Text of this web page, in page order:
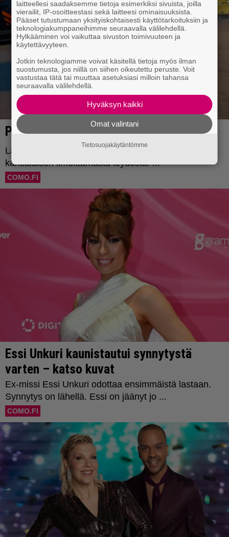
laitteellesi saadaksemme tietoja esimerkiksi sivuista, joilla
vierailit, IP-osoitteestasi sekä laitteesi ominaisuuksista.
Pääset tutustumaan yksityiskohtaisesti käyttötarkoituksiin ja
teknologiakumppaneihimme seuraavalla välilehdellä.
Hylkääminen voi vaikuttaa sivuston toimivuuteen ja
käytettävyyteen.
Jotkin teknologiamme voivat käsitellä tietoja myös ilman
suostumusta, jos niillä on siihen oikeutettu peruste. Voit
vastustaa tätä tai muuttaa asetuksiasi milloin tahansa
seuraavalla välilehdellä.
Hyväksyn kaikki
Omat valintani
Tietosuojakäytäntömme